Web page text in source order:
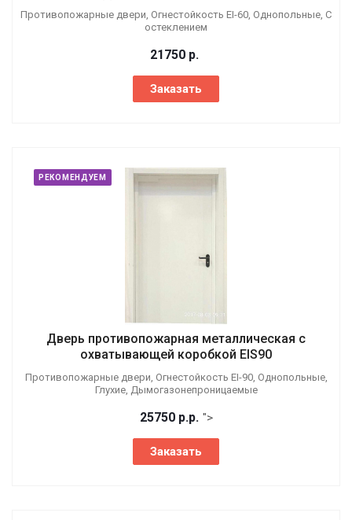
Противопожарные двери, Огнестойкость EI-60, Однопольные, С
остеклением
21750 р.
Заказать
РЕКОМЕНДУЕМ
Дверь противопожарная металлическая с
охватывающей коробкой EIS90
Противопожарные двери, Огнестойкость EI-90, Однопольные,
Глухие, Дымогазонепроницаемые
25750 р.р. ">
Заказать